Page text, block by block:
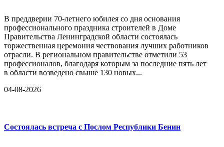
В преддверии 70-летнего юбилея со дня основания
профессионального праздника строителей в Доме
Правительства Ленинградской области состоялась
торжественная церемония чествования лучших работников
отрасли. В региональном правительстве отметили 53
профессионалов, благодаря которым за последние пять лет
в области возведено свыше 130 новых...
04-08-2026
Состоялась встреча с Послом Республики Бенин